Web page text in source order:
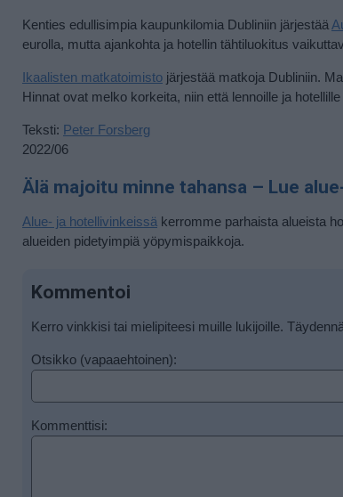
Kenties edullisimpia kaupunkilomia Dubliniin järjestää
eurolla, mutta ajankohta ja hotellin tähtiluokitus
Ikaalisten matkatoimisto järjestää matkoja Dubliniin.
Hinnat ovat melko korkeita, niin että lennoille ja
Teksti: Peter Forsberg
2022/06
Älä majoitu minne tahansa – Lue
Alue- ja hotellivinkeissä kerromme parhaista alueista
alueiden pidetyimpiä yöpymispaikkoja.
Kommentoi
Kerro vinkkisi tai mielipiteesi muille lukijoille.
Otsikko (vapaaehtoinen):
Kommenttisi: